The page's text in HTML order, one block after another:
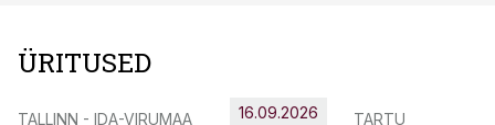
ÜRITUSED
TALLINN - IDA-VIRUMAA 16.09.2026 TARTU